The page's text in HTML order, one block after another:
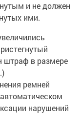
и не должен
ими.
штраф в размере
ремней
нарушений